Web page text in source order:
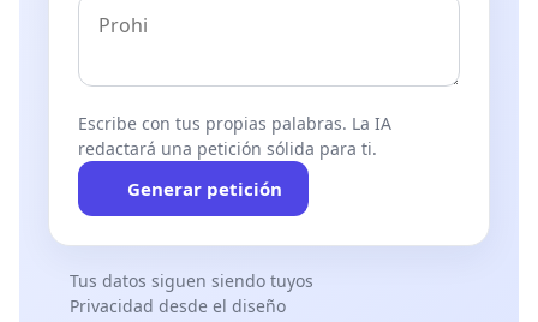
Escribe con tus propias palabras. La IA
redactará una petición sólida para ti.
Generar petición
Tus datos siguen siendo tuyos
Privacidad desde el diseño